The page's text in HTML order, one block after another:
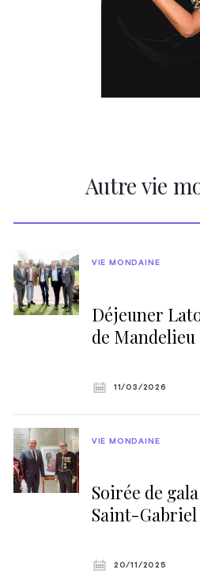
Autre vie
Déjeuner
de Mandelieu
VIE MONDAINE
11/03/2026
Soirée de
Saint-
VIE MONDAINE
20/11/2025